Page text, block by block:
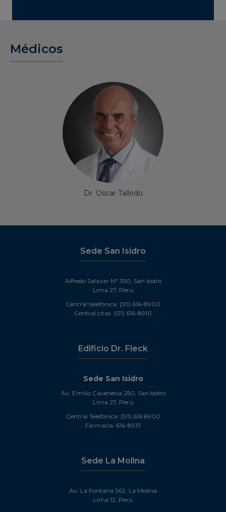
Médicos
Dr. Oscar Talledo
Sede San Isidro
Alfredo Salazar N° 350, San Isidro
Lima 27, Perú
Central telefónica: (511) 616-8900
Central citas: (511) 616-8910
Edificio Dr. Fleck
Sede San Isidro
Av. Emilio Cavenecia 250, San Isidro
Lima 27, Perú
Central Telefónica: (511) 616 8900
Farmacia: 616-8931
Sede La Molina
Av. La Fontana 362, La Molina
Lima 12, Perú